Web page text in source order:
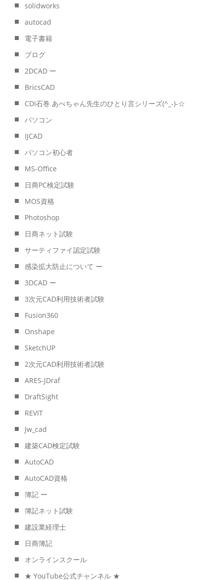
solidworks
autocad
電子書籍
ブログ
2DCAD ー
BricsCAD
CDI石巻 あべちゃん先生のひとり言シリーズ(^_-)-☆
パソコン
IJCAD
パソコン初心者
MS-Office
日商PC検定試験
MOS資格
Photoshop
日商ネット試験
サーティファイ認定試験
感染拡大防止について ー
3DCAD ー
3次元CAD利用技術者試験
Fusion360
Onshape
SketchUP
2次元CAD利用技術者試験
ARES-JDraf
DraftSight
REVIT
Jw_cad
建築CAD検定試験
AutoCAD
AutoCAD資格
簿記 ー
簿記ネット試験
建設業経理士
日商簿記
オンラインスクール
★ YouTube公式チャンネル ★